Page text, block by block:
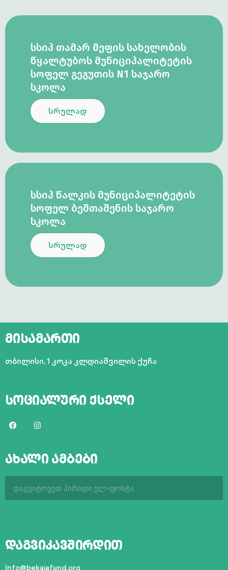
ᲡᲡᲘᲞ ᲗᲐᲛᲐᲠ ᲛᲔᲤᲘᲡ ᲡᲐᲮᲔᲚᲝᲑᲘᲡ
ᲬᲧᲐᲚᲢᲣᲑᲝᲡ ᲛᲣᲜᲘᲪᲘᲞᲐᲚᲘᲢᲔᲢᲘᲡ
ᲡᲝᲤᲔᲚ ᲒᲔᲒᲣᲗᲘᲡ N1 ᲡᲐᲯᲐᲠᲝ
ᲡᲙᲝᲚᲐ
სრულად
ᲡᲡᲘᲞ ᲬᲐᲚᲙᲘᲡ ᲛᲣᲜᲘᲪᲘᲞᲐᲚᲘᲢᲔᲢᲘᲡ
ᲡᲝᲤᲔᲚ ᲑᲔᲨᲗᲐᲨᲔᲜᲘᲡ ᲡᲐᲯᲐᲠᲝ
ᲡᲙᲝᲚᲐ
სრულად
მისამართი
თბილისი,1 კოკა კლდიაშვილის ქუჩა
სოციალური ქსელი
ახალი ამბები
დაგვიკავშირდით
Info@bekaiafund.org